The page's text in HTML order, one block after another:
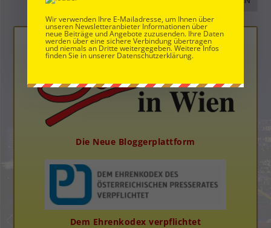
Die Neue Bloggerplattform
Dem Ehrenkodex verpflichtet
Wir verwenden Ihre E-Mailadresse, um Ihnen über
unseren Newsletteranbieter Informationen über
neue Beiträge und Angebote zuzusenden. Ihre Daten
werden über eine sichere Verbindung übertragen
und niemals an Dritte weitergegeben. Weitere Infos
finden Sie in unserer Datenschutzerklärung.